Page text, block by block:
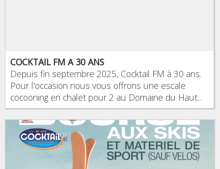
COCKTAIL FM A 30 ANS
Depuis fin septembre 2025, Cocktail FM à 30 ans.
Pour l'occasion nous vous offrons une escale
cocooning en chalet pour 2 au Domaine du Haut...